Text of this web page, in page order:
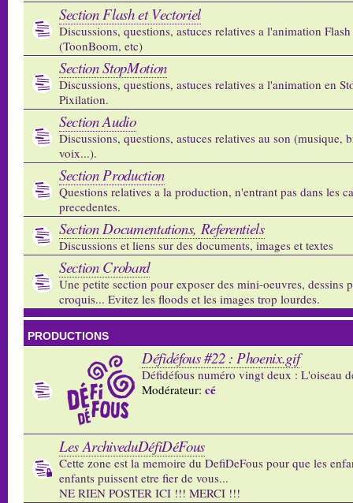
Section Flash et Vectoriel
Discussions, questions, astuces relatives a l'animation
(ToonBoom, etc)
Section StopMotion
Discussions, questions, astuces relatives a l'animation en
Pixilation.
Section Audio
Discussions, questions, astuces relatives au son (musique,
voix...).
Section Production
Questions relatives a la production, n'entrant pas dans les
precedentes.
Section Documentations, Referentiels
Discussions et liens sur des documents, images et textes
Section Crobard
Une petite section pour exposer des mini-oeuvres, dessins
croquis... Evitez les floods et les images trop lourdes.
PRODUCTIONS
Défidéfous #22 : Phoenix.gif
Défidéfous numéro vingt deux : L'oiseau
Modérateur: cé
Les ArchiveduDéfiDéFous
Cette zone est la memoire du DefiDeFous pour que les
enfants puissent etre fier de vous...
NE RIEN POSTER ICI !!! MERCI !!!